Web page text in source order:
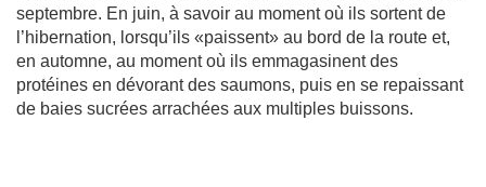
septembre. En juin, à savoir au moment où ils sortent de
l’hibernation, lorsqu’ils «paissent» au bord de la route et,
en automne, au moment où ils emmagasinent des
protéines en dévorant des saumons, puis en se repaissant
de baies sucrées arrachées aux multiples buissons.